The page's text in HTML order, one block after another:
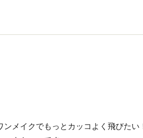
ンメイクでもっとカッコよく飛びたい